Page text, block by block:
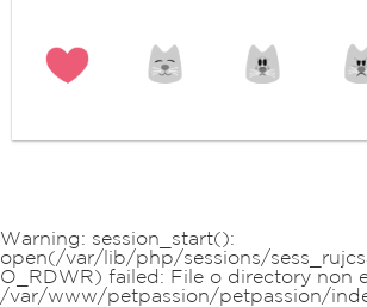
Warning : session_start():
open(/var/lib/php/sessions/
O_RDWR) failed: File o directory non
/var/www/petpassion/petpassion/